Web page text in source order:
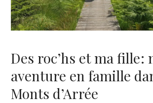
Des roc’hs et ma fille :
aventure en famille
Monts d’Arrée